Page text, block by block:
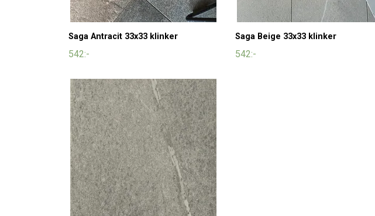
Saga Antracit 33x33 klinker
542:-
Saga Beige 33x33 klinker
542:-